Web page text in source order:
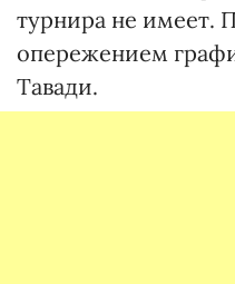
турнира не имеет.
опережением
Тавади.